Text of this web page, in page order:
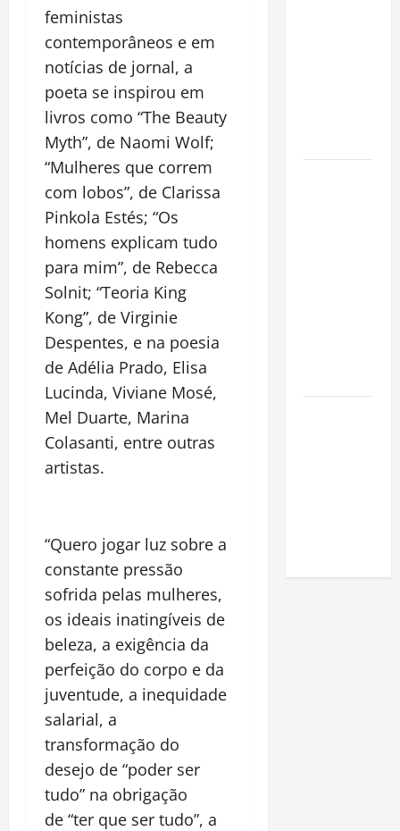
feministas
contemporâneos e em
notícias de jornal, a
poeta se inspirou em
livros como “The Beauty
Myth”, de Naomi Wolf;
“Mulheres que correm
com lobos”, de Clarissa
Pinkola Estés; “Os
homens explicam tudo
para mim”, de Rebecca
Solnit; “Teoria King
Kong”, de Virginie
Despentes, e na poesia
de Adélia Prado, Elisa
Lucinda, Viviane Mosé,
Mel Duarte, Marina
Colasanti, entre outras
artistas.
“Quero jogar luz sobre a
constante pressão
sofrida pelas mulheres,
os ideais inatingíveis de
beleza, a exigência da
perfeição do corpo e da
juventude, a inequidade
salarial, a
transformação do
desejo de “poder ser
tudo” na obrigação
de “ter que ser tudo”, a